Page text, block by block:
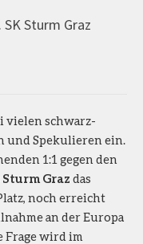
Sturm Graz
vielen schwarz-
und Spekulieren ein.
1:1 gegen den
Sturm Graz das
noch erreicht
an der Europa
Frage wird im